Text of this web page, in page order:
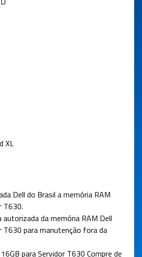
XL
Dell do Brasil a memória RAM
T630.
autorizada damemória RAM Dell
T630 para manutenção fora da
para Servidor T630 Compre de